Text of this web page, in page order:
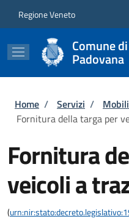
Regione Veneto
Comune
Padovana
Briciole di
Home / Servizi /
Fornitura della targa per
Fornitura
veicoli a
(